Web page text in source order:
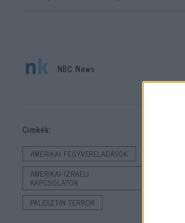
NBC News
Cimkék:
AMERIKAI FEGYVERELADÁSOK
AMERIKAI-IZRAELI
KAPCSOLATOK
PALESZTIN TERROR